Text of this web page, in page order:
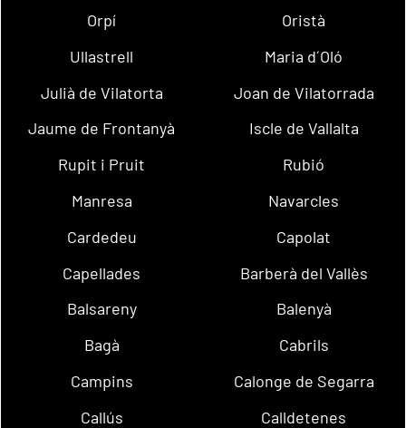
Orpí
Oristà
Ullastrell
Maria d´Oló
Julià de Vilatorta
Joan de Vilatorrada
Jaume de Frontanyà
Iscle de Vallalta
Rupit i Pruit
Rubió
Manresa
Navarcles
Cardedeu
Capolat
Capellades
Barberà del Vallès
Balsareny
Balenyà
Bagà
Cabrils
Campins
Calonge de Segarra
Callús
Calldetenes